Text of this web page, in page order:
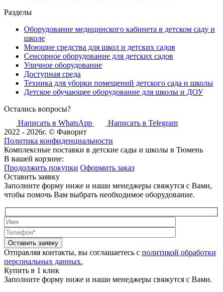
Разделы
Оборудование медицинского кабинета в детском саду и
школе
Моющие средства для школ и детских садов
Сенсорное оборудование для детских садов
Уличное оборудование
Доступная среда
Техника для уборки помещений детского сада и школы
Детское обучающее оборудование для школы и ДОУ
Остались вопросы?
Написать в WhatsApp
Написать в Telegram
2022 - 2026г. © Фаворит
Политика конфиденциальности
Комплексные поставки в детские сады и школы в Тюмень
В вашей корзине:
Продолжить покупки Оформить заказ
Оставить заявку
Заполните форму ниже и наши менеджеры свяжутся с Вами,
чтобы помочь Вам выбрать необходимое оборудование.
Оставить заявку
Отправляя контакты, вы соглашаетесь с политикой обработки
персональных данных.
Купить в 1 клик
Заполните форму ниже и наши менеджеры свяжутся с Вами.